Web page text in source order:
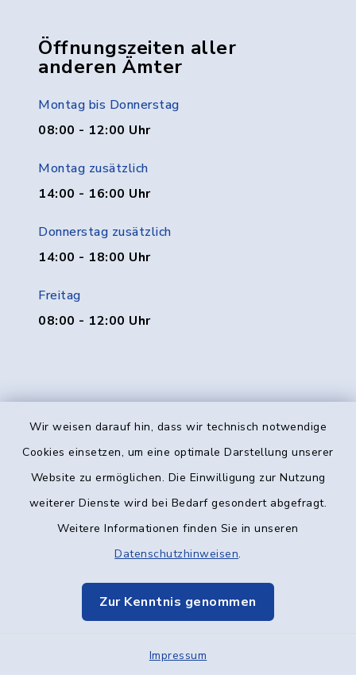
Wir weisen darauf hin, dass wir technisch notwendige
Cookies einsetzen, um eine optimale Darstellung unserer
Website zu ermöglichen. Die Einwilligung zur Nutzung
weiterer Dienste wird bei Bedarf gesondert abgefragt.
Weitere Informationen finden Sie in unseren
Datenschutzhinweisen.
Zur Kenntnis genommen
Impressum
Öffnungszeiten aller
anderen Ämter
Montag bis Donnerstag
08:00 - 12:00 Uhr
Montag zusätzlich
14:00 - 16:00 Uhr
Donnerstag zusätzlich
14:00 - 18:00 Uhr
Freitag
08:00 - 12:00 Uhr
Kontakt
Datenschutz
Elektronische Kommunikation
Sitemap